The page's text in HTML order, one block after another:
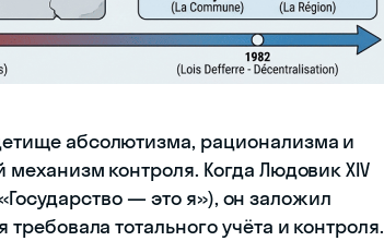
абсолютизма, рационализма и
контроля. Когда Людовик XIV
— это я»), он заложил
тотального учёта и контроля.